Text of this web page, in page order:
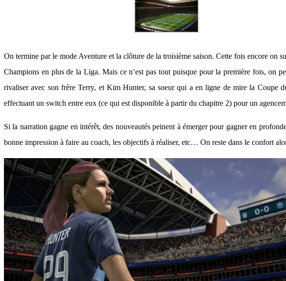
On termine par le mode Aventure et la clôture de la troisième saison. Cette fois encore
Champions en plus de la Liga. Mais ce n’est pas tout puisque pour la première fois, on
rivaliser avec son frère Terry, et Kim Hunter, sa soeur qui a en ligne de mire la Coupe
effectuant un switch entre eux (ce qui est disponible à partir du chapitre 2) pour un
Si la narration gagne en intérêt, des nouveautés peinent à émerger pour gagner en
bonne impression à faire au coach, les objectifs à réaliser, etc… On reste dans le confort